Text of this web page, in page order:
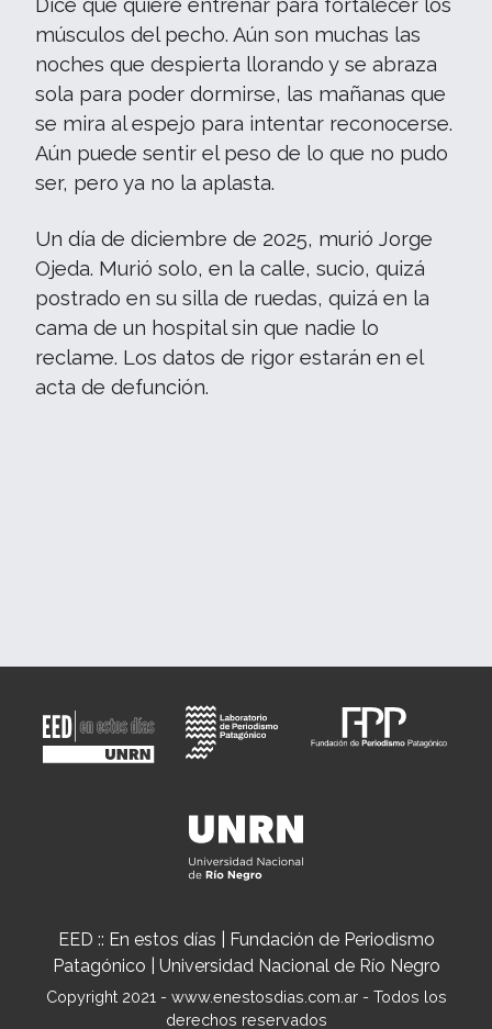
Dice que quiere entrenar para fortalecer los
músculos del pecho. Aún son muchas las
noches que despierta llorando y se abraza
sola para poder dormirse, las mañanas que
se mira al espejo para intentar reconocerse.
Aún puede sentir el peso de lo que no pudo
ser, pero ya no la aplasta.
Un día de diciembre de 2025, murió Jorge
Ojeda. Murió solo, en la calle, sucio, quizá
postrado en su silla de ruedas, quizá en la
cama de un hospital sin que nadie lo
reclame. Los datos de rigor estarán en el
acta de defunción.
EED :: En estos días | Fundación de Periodismo
Patagónico | Universidad Nacional de Río Negro
Copyright 2021 - www.enestosdias.com.ar - Todos los
derechos reservados